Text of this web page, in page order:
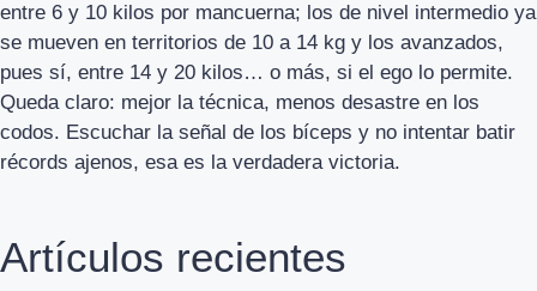
entre 6 y 10 kilos por mancuerna; los de nivel intermedio ya
se mueven en territorios de 10 a 14 kg y los avanzados,
pues sí, entre 14 y 20 kilos… o más, si el ego lo permite.
Queda claro: mejor la técnica, menos desastre en los
codos. Escuchar la señal de los bíceps y no intentar batir
récords ajenos, esa es la verdadera victoria.
Artículos recientes